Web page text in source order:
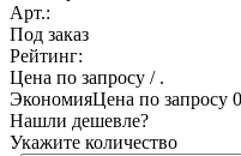
Арт.:
Под заказ
Рейтинг:
Цена по запросу / .
ЭкономияЦена по запросу
Нашли дешевле?
Укажите количество